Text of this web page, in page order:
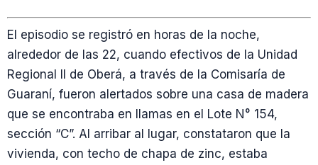
El episodio se registró en horas de la noche,
alrededor de las 22, cuando efectivos de la Unidad
Regional II de Oberá, a través de la Comisaría de
Guaraní, fueron alertados sobre una casa de madera
que se encontraba en llamas en el Lote N° 154,
sección “C”. Al arribar al lugar, constataron que la
vivienda, con techo de chapa de zinc, estaba